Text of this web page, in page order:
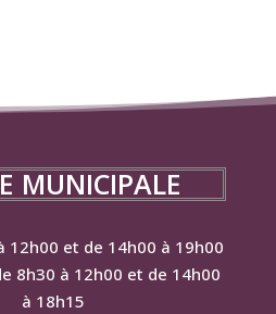
MUNICIPALE
12h00 et de 14h00 à 19h00
8h30 à 12h00 et de 14h00
à 18h15